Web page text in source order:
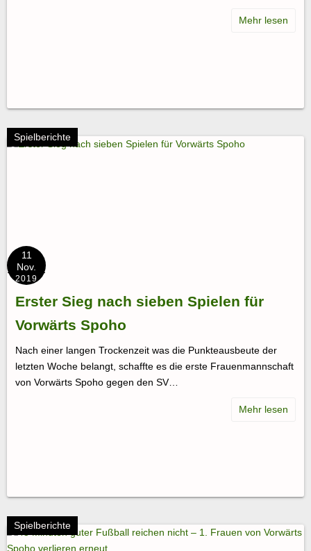
Spielberichte
11
Nov.
2019
Erster Sieg nach sieben Spielen für
Vorwärts Spoho
Nach einer langen Trockenzeit was die Punkteausbeute der
letzten Woche belangt, schaffte es die erste Frauenmannschaft
von Vorwärts Spoho gegen den SV…
Spielberichte